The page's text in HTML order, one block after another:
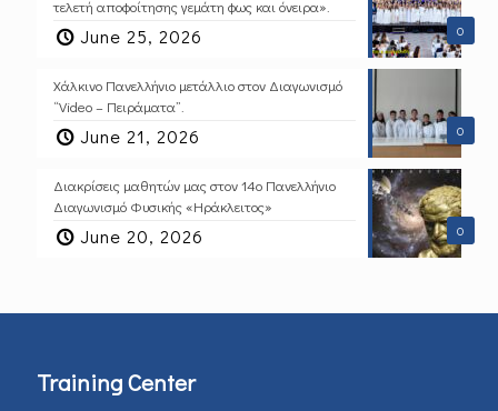
0
τελετή αποφοίτησης γεμάτη φως και όνειρα».
June 25, 2026
0
Χάλκινο Πανελλήνιο μετάλλιο στον Διαγωνισμό
“Video – Πειράματα”.
June 21, 2026
0
Διακρίσεις μαθητών μας στον 14ο Πανελλήνιο
Διαγωνισμό Φυσικής «Ηράκλειτος»
June 20, 2026
Training Center